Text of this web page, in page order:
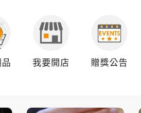
我要開店 贈獎公告